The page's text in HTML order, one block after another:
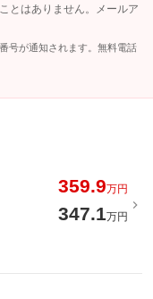
とはありません。メールア
号が通知されます。無料電話
359.9万円
347.1万円